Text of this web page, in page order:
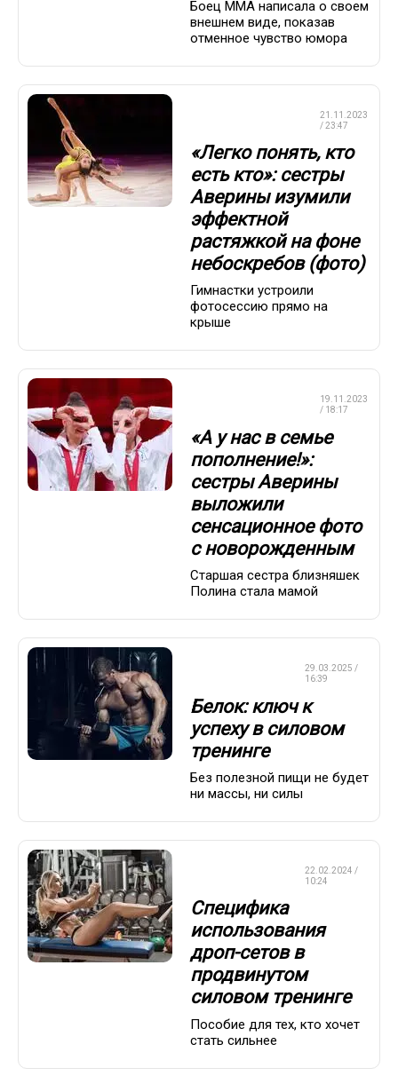
Боец ММА написала о своем
внешнем виде, показав
отменное чувство юмора
21.11.2023
/ 23:47
«Легко понять, кто
есть кто»: сестры
Аверины изумили
эффектной
растяжкой на фоне
небоскребов (фото)
Гимнастки устроили
фотосессию прямо на
крыше
19.11.2023
/ 18:17
«А у нас в семье
пополнение!»:
сестры Аверины
выложили
сенсационное фото
с новорожденным
Старшая сестра близняшек
Полина стала мамой
29.03.2025 /
16:39
Белок: ключ к
успеху в силовом
тренинге
Без полезной пищи не будет
ни массы, ни силы
22.02.2024 /
10:24
Специфика
использования
дроп-сетов в
продвинутом
силовом тренинге
Пособие для тех, кто хочет
стать сильнее